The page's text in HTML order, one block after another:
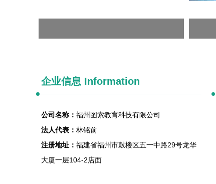
企业信息 Information
公司名称： 福州图索教育科技有限公司
法人代表： 林铭前
注册地址： 福建省福州市鼓楼区五一中路29号龙华
大厦一层104-2店面